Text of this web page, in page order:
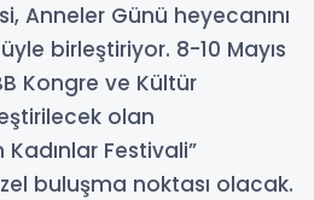
Anneler Günü heyecanını
birleştiriyor. 8-10 Mayıs
Kongre ve Kültür
olan
Festivali”
buluşma noktası olacak.